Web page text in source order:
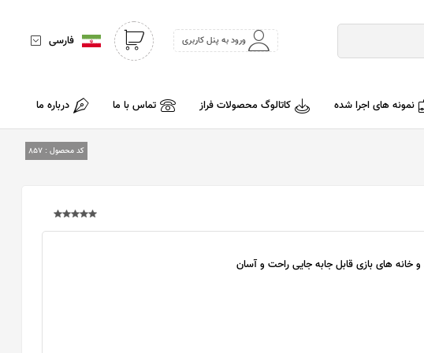
فارسی ورود به پنل کاربری
نمونه های اجرا شده کاتالوگ محصولات فراز تماس با ما درباره ما
کد محصول : 857